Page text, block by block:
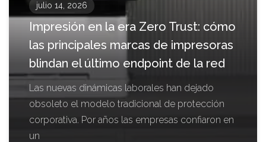
julio 14, 2026
Impresión en la era Zero Trust: cómo
las principales marcas de impresoras
blindan el último endpoint de la red
Las nuevas dinámicas laborales han dejado
obsoleto el modelo tradicional de protección
corporativa. Por años las empresas confiaron en
un